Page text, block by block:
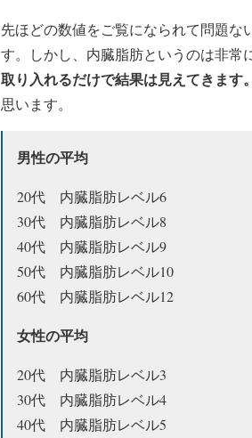
先ほどの数値をご覧になられて問題な
す。しかし、内臓脂肪というのは非常
取り入れるだけで結果は見えてきます。
思います。
男性の平均
20代 内臓脂肪レベル6
30代 内臓脂肪レベル8
40代 内臓脂肪レベル9
50代 内臓脂肪レベル10
60代 内臓脂肪レベル12
女性の平均
20代 内臓脂肪レベル3
30代 内臓脂肪レベル4
40代 内臓脂肪レベル5